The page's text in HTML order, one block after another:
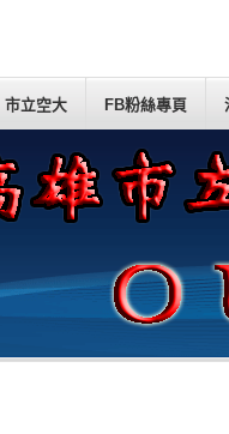
市立空大 FB粉絲專頁